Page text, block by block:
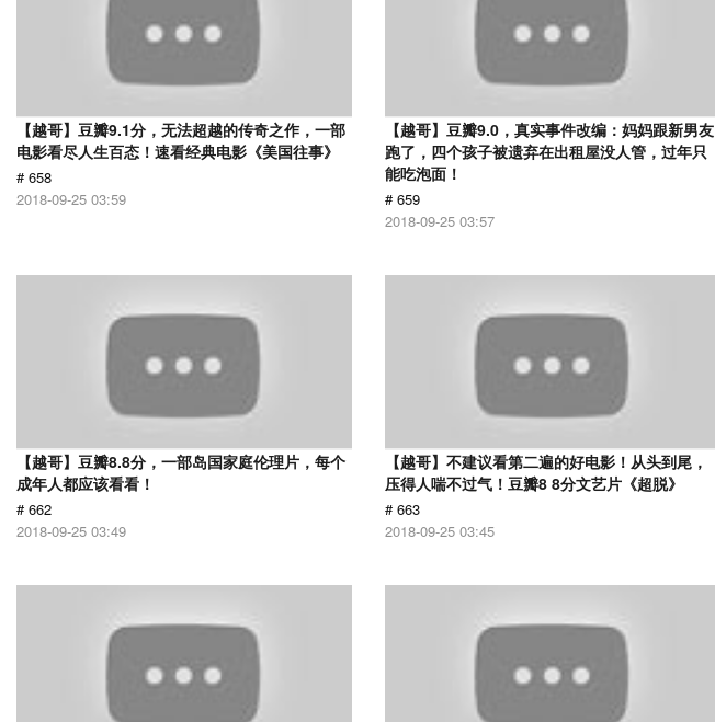
【越哥】豆瓣9.1分，无法超越的传奇之作，一部
电影看尽人生百态！速看经典电影《美国往事》
# 658
2018-09-25 03:59
【越哥】豆瓣9.0，真实事件改编：妈妈跟新男友
跑了，四个孩子被遗弃在出租屋没人管，过年只
能吃泡面！
# 659
2018-09-25 03:57
【越哥】豆瓣8.8分，一部岛国家庭伦理片，每个
成年人都应该看看！
# 662
2018-09-25 03:49
【越哥】不建议看第二遍的好电影！从头到尾，
压得人喘不过气！豆瓣8 8分文艺片《超脱》
# 663
2018-09-25 03:45